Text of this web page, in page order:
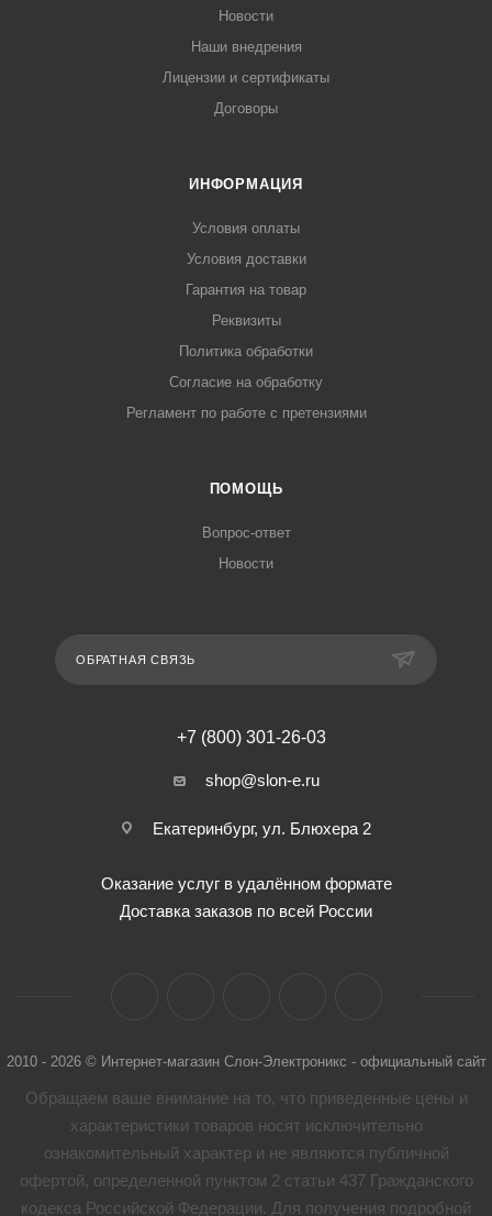
Новости
Наши внедрения
Лицензии и сертификаты
Договоры
ИНФОРМАЦИЯ
Условия оплаты
Условия доставки
Гарантия на товар
Реквизиты
Политика обработки
Согласие на обработку
Регламент по работе с претензиями
ПОМОЩЬ
Вопрос-ответ
Новости
ОБРАТНАЯ СВЯЗЬ
+7 (800) 301-26-03
shop@slon-e.ru
Екатеринбург, ул. Блюхера 2
Оказание услуг в удалённом формате
Доставка заказов по всей России
2010 - 2026 © Интернет-магазин Слон-Электроникс - официальный сайт
Обращаем ваше внимание на то, что приведенные цены и
характеристики товaров носят исключительно
ознакомительный характер и не являются публичной
офертой, определенной пунктом 2 статьи 437 Гражданского
кодекса Российской Федерации. Для получения подробной